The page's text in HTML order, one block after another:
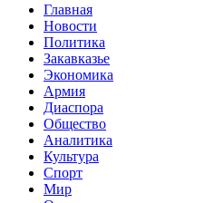
Главная
Новости
Политика
Закавказье
Экономика
Армия
Диаспора
Общество
Аналитика
Культура
Спорт
Мир